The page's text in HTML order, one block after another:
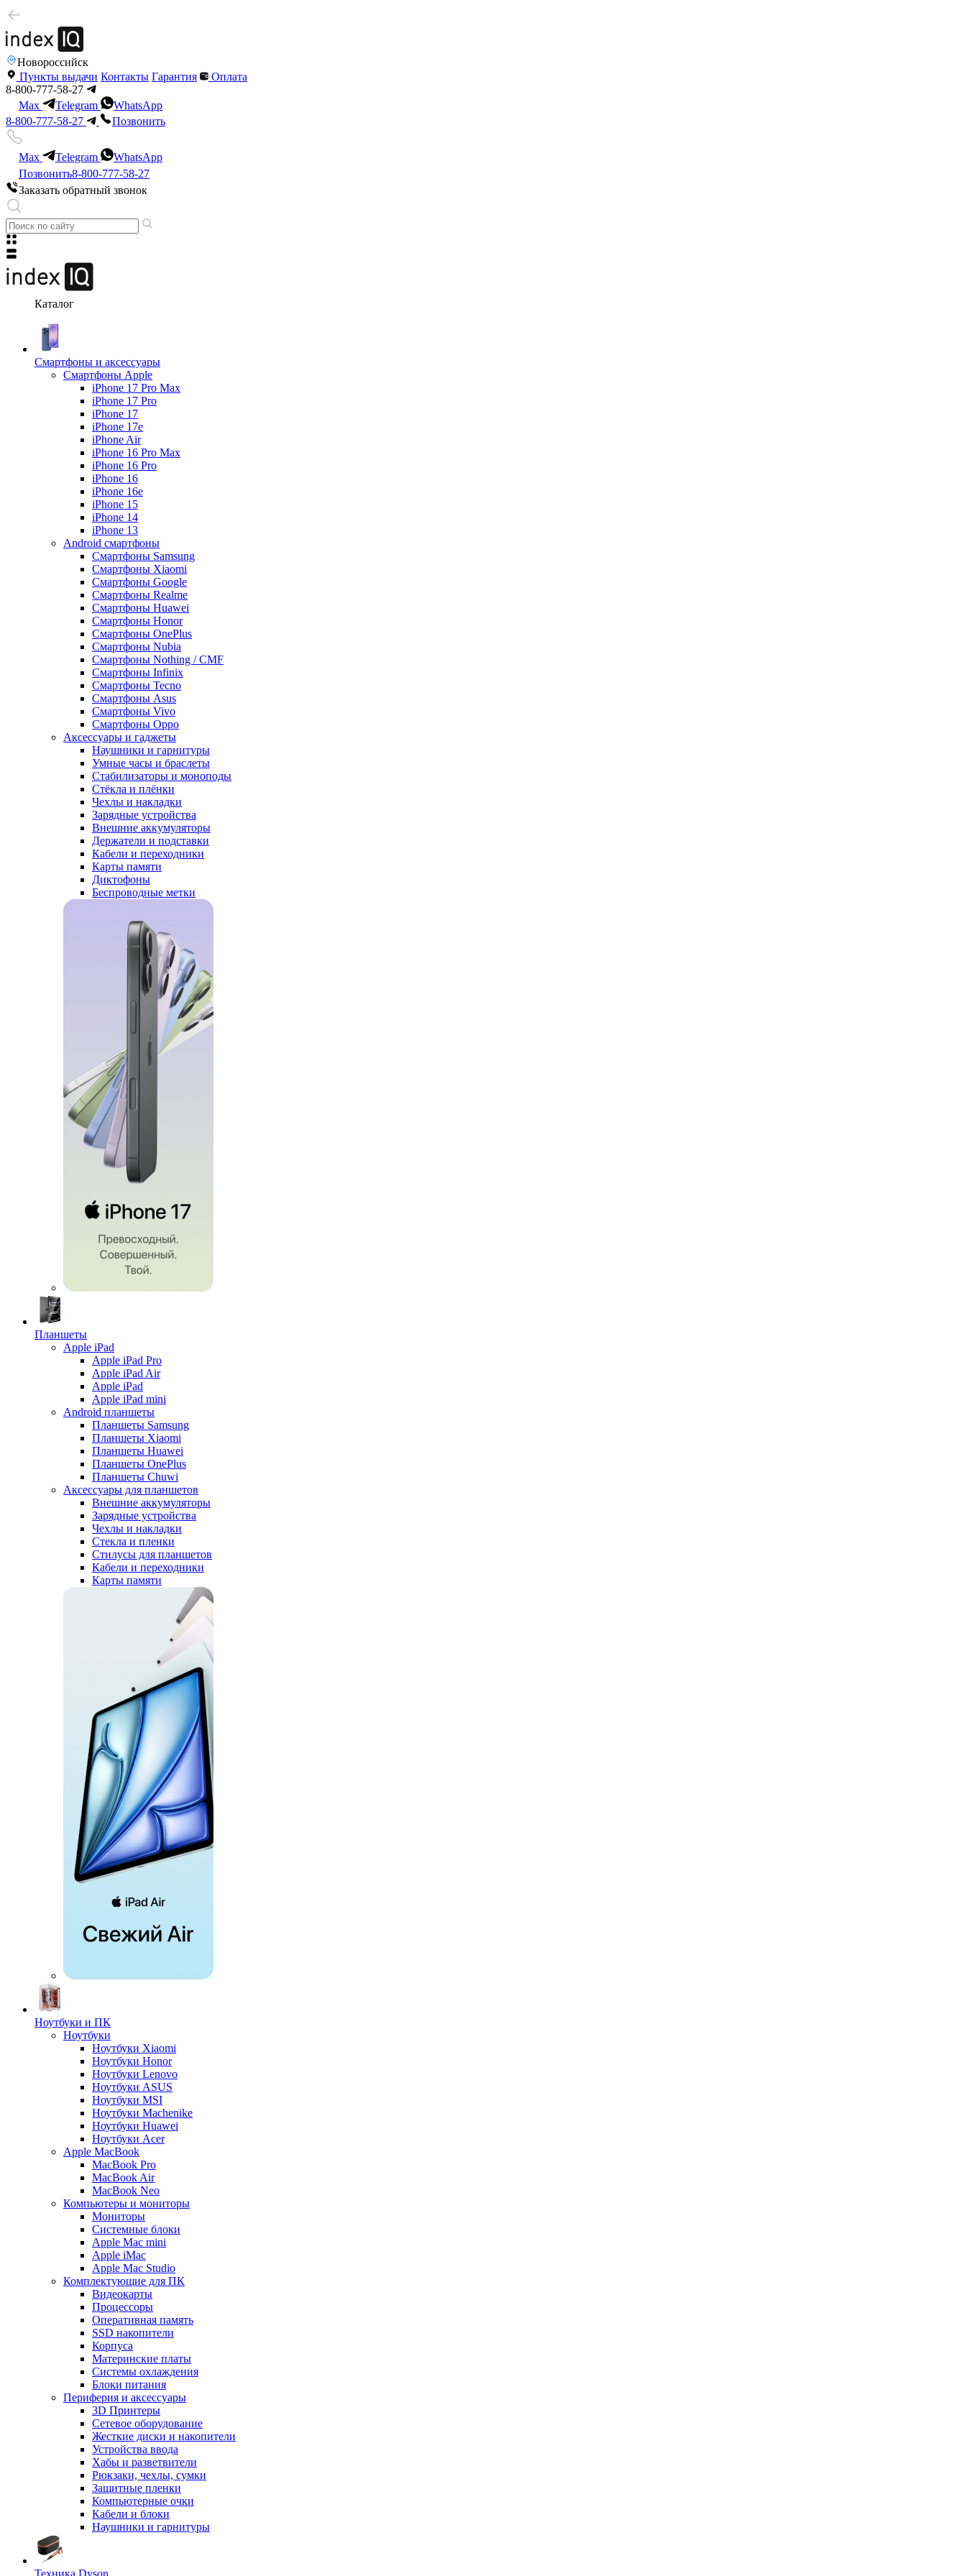
Новороссийск
Пункты выдачи Контакты Гарантия
Оплата
8-800-777-58-27
Max
Telegram
WhatsApp
8-800-777-58-27
Позвонить
Max Telegram
WhatsApp
Позвонить8-800-777-58-27
Заказать обратный звонок
Каталог
Смартфоны и аксессуары
Смартфоны Apple
iPhone 17 Pro Max
iPhone 17 Pro
iPhone 17
iPhone 17e
iPhone Air
iPhone 16 Pro Max
iPhone 16 Pro
iPhone 16
iPhone 16e
iPhone 15
iPhone 14
iPhone 13
Android cмартфоны
Смартфоны Samsung
Смартфоны Xiaomi
Смартфоны Google
Смартфоны Realme
Смартфоны Huawei
Смартфоны Honor
Смартфоны OnePlus
Смартфоны Nubia
Смартфоны Nothing / CMF
Смартфоны Infinix
Смартфоны Tecno
Смартфоны Asus
Смартфоны Vivo
Смартфоны Oppo
Аксессуары и гаджеты
Наушники и гарнитуры
Умные часы и браслеты
Стабилизаторы и моноподы
Стёкла и плёнки
Чехлы и накладки
Зарядные устройства
Внешние аккумуляторы
Держатели и подставки
Кабели и переходники
Карты памяти
Диктофоны
Беспроводные метки
Планшеты
Apple iPad
Apple iPad Pro
Apple iPad Air
Apple iPad
Apple iPad mini
Android планшеты
Планшеты Samsung
Планшеты Xiaomi
Планшеты Huawei
Планшеты OnePlus
Планшеты Chuwi
Аксессуары для планшетов
Внешние аккумуляторы
Зарядные устройства
Чехлы и накладки
Стекла и пленки
Стилусы для планшетов
Кабели и переходники
Карты памяти
Ноутбуки и ПК
Ноутбуки
Ноутбуки Xiaomi
Ноутбуки Honor
Ноутбуки Lenovo
Ноутбуки ASUS
Ноутбуки MSI
Ноутбуки Machenike
Ноутбуки Huawei
Ноутбуки Acer
Apple MacBook
MacBook Pro
MacBook Air
MacBook Neo
Компьютеры и мониторы
Мониторы
Системные блоки
Apple Mac mini
Apple iMac
Apple Mac Studio
Комплектующие для ПК
Видеокарты
Процессоры
Оперативная память
SSD накопители
Корпуса
Материнские платы
Системы охлаждения
Блоки питания
Периферия и аксессуары
3D Принтеры
Сетевое оборудование
Жесткие диски и накопители
Устройства ввода
Хабы и разветвители
Рюкзаки, чехлы, сумки
Защитные пленки
Компьютерные очки
Кабели и блоки
Наушники и гарнитуры
Техника Dyson